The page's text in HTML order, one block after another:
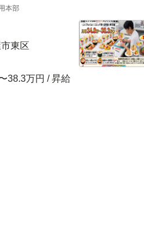
本部
東区
38.3万円 / 昇給